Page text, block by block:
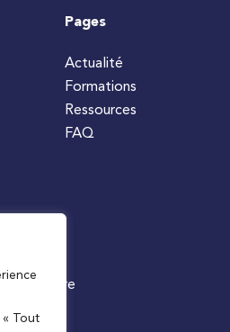
« Tout
Pages
Actualité
Formations
Ressources
FAQ